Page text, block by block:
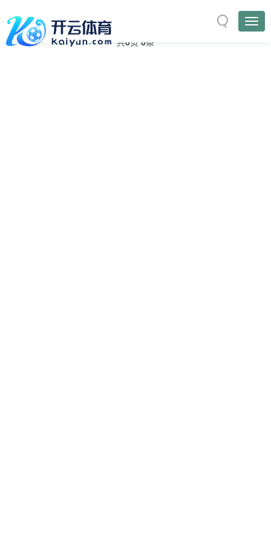
首页
TAG标签
共0页 0条